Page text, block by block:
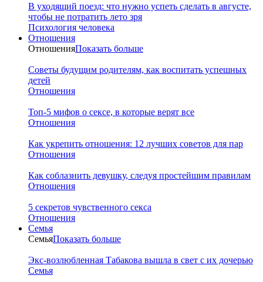
В уходящий поезд: что нужно успеть сделать в августе,
чтобы не потратить лето зря
Психология человека
Отношения
ОтношенияПоказать больше
Советы будущим родителям, как воспитать успешных
детей
Отношения
Топ-5 мифов о сексе, в которые верят все
Отношения
Как укрепить отношения: 12 лучших советов для пар
Отношения
Как соблазнить девушку, следуя простейшим правилам
Отношения
5 секретов чувственного секса
Отношения
Семья
СемьяПоказать больше
Экс-возлюбленная Табакова вышла в свет с их дочерью
Семья